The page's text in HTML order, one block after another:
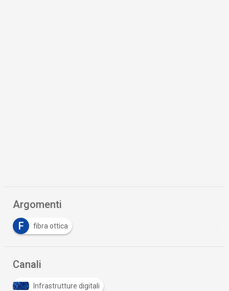
Argomenti
F
fibra ottica
Canali
Infrastrutture digitali